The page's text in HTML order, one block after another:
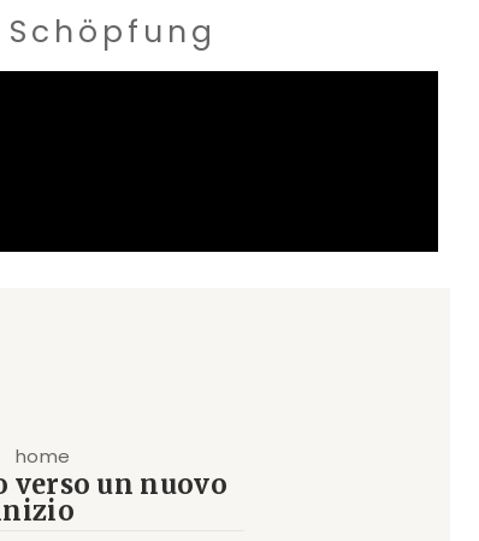
verso un nuovo